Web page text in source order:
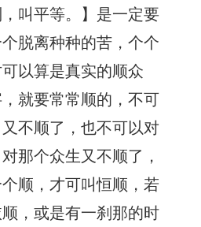
叫平等。】是一定要
脱离种种的苦，个个
以算是真实的顺众
就要常常顺的，不可
不顺了，也不可以对
那个众生又不顺了，
顺，才可叫恒顺，若
，或是有一刹那的时